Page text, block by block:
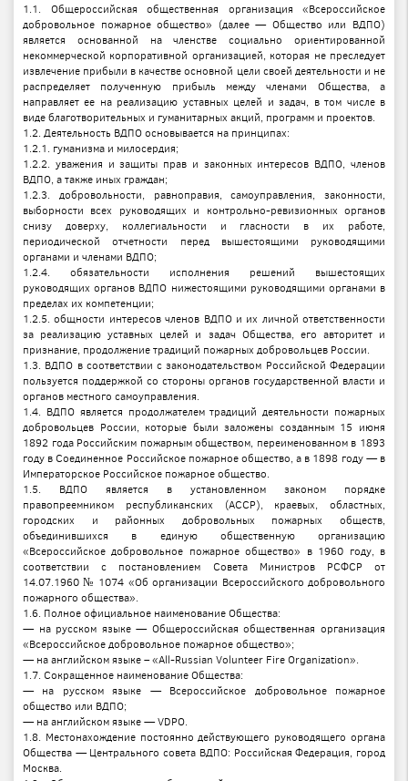
1.1. Общероссийская общественная организация «Всероссийское
добровольное пожарное общество» (далее — Общество или ВДПО)
является основанной на членстве социально ориентированной
некоммерческой корпоративной организацией, которая не преследует
извлечение прибыли в качестве основной цели своей деятельности и не
распределяет полученную прибыль между членами Общества, а
направляет ее на реализацию уставных целей и задач, в том числе в
виде благотворительных и гуманитарных акций, программ и проектов.
1.2. Деятельность ВДПО основывается на принципах:
1.2.1. гуманизма и милосердия;
1.2.2. уважения и защиты прав и законных интересов ВДПО, членов
ВДПО, а также иных граждан;
1.2.3. добровольности, равноправия, самоуправления, законности,
выборности всех руководящих и контрольно-ревизионных органов
снизу доверху, коллегиальности и гласности в их работе,
периодической отчетности перед вышестоящими руководящими
органами и членами ВДПО;
1.2.4. обязательности исполнения решений вышестоящих
руководящих органов ВДПО нижестоящими руководящими органами в
пределах их компетенции;
1.2.5. общности интересов членов ВДПО и их личной ответственности
за реализацию уставных целей и задач Общества, его авторитет и
признание, продолжение традиций пожарных добровольцев России.
1.3. ВДПО в соответствии с законодательством Российской Федерации
пользуется поддержкой со стороны органов государственной власти и
органов местного самоуправления.
1.4. ВДПО является продолжателем традиций деятельности пожарных
добровольцев России, которые были заложены созданным 15 июня
1892 года Российским пожарным обществом, переименованном в 1893
году в Соединенное Российское пожарное общество, а в 1898 году — в
Императорское Российское пожарное общество.
1.5. ВДПО является в установленном законом порядке
правопреемником республиканских (АССР), краевых, областных,
городских и районных добровольных пожарных обществ,
объединившихся в единую общественную организацию
«Всероссийское добровольное пожарное общество» в 1960 году, в
соответствии с постановлением Совета Министров РСФСР от
14.07.1960 № 1074 «Об организации Всероссийского добровольного
пожарного общества».
1.6. Полное официальное наименование Общества:
— на русском языке — Общероссийская общественная организация
«Всероссийское добровольное пожарное общество»;
— на английском языке – «All-Russian Volunteer Fire Organization».
1.7. Сокращенное наименование Общества:
— на русском языке — Всероссийское добровольное пожарное
общество или ВДПО;
— на английском языке — VDPO.
1.8. Местонахождение постоянно действующего руководящего органа
Общества — Центрального совета ВДПО: Российская Федерация, город
Москва.